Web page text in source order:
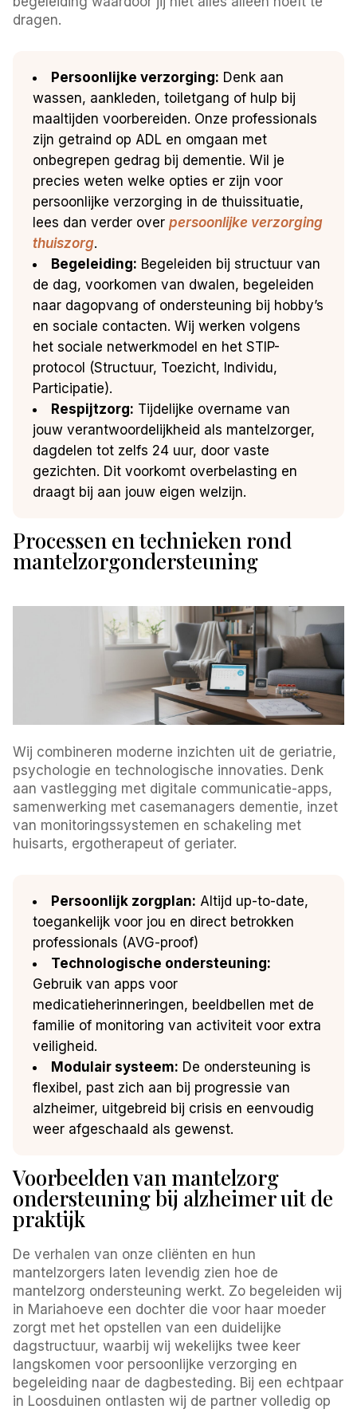
dragen.
Persoonlijke verzorging: Denk aan
wassen, aankleden, toiletgang of hulp bij
maaltijden voorbereiden. Onze professionals
zijn getraind op ADL en omgaan met
onbegrepen gedrag bij dementie. Wil je
precies weten welke opties er zijn voor
persoonlijke verzorging in de thuissituatie,
lees dan verder overpersoonlijke verzorging
thuiszorg.
Begeleiding: Begeleiden bij structuur van
de dag, voorkomen van dwalen, begeleiden
naar dagopvang of ondersteuning bij hobby’s
en sociale contacten. Wij werken volgens
het sociale netwerkmodel en het STIP-
protocol (Structuur, Toezicht, Individu,
Participatie).
Respijtzorg: Tijdelijke overname van
jouw verantwoordelijkheid als mantelzorger,
dagdelen tot zelfs 24 uur, door vaste
gezichten. Dit voorkomt overbelasting en
draagt bij aan jouw eigen welzijn.
Processen en technieken rond
mantelzorgondersteuning
Wij combineren moderne inzichten uit de geriatrie,
psychologie en technologische innovaties. Denk
aan vastlegging met digitale communicatie-apps,
samenwerking met casemanagers dementie, inzet
van monitoringssystemen en schakeling met
huisarts, ergotherapeut of geriater.
Persoonlijk zorgplan: Altijd up-to-date,
toegankelijk voor jou en direct betrokken
professionals (AVG-proof)
Technologische ondersteuning:
Gebruik van apps voor
medicatieherinneringen, beeldbellen met de
familie of monitoring van activiteit voor extra
veiligheid.
Modulair systeem: De ondersteuning is
flexibel, past zich aan bij progressie van
alzheimer, uitgebreid bij crisis en eenvoudig
weer afgeschaald als gewenst.
Voorbeelden van mantelzorg
ondersteuning bij alzheimer uit de
praktijk
De verhalen van onze cliënten en hun
mantelzorgers laten levendig zien hoe de
mantelzorg ondersteuning werkt. Zo begeleiden wij
in Mariahoeve een dochter die voor haar moeder
zorgt met het opstellen van een duidelijke
dagstructuur, waarbij wij wekelijks twee keer
langskomen voor persoonlijke verzorging en
begeleiding naar de dagbesteding. Bij een echtpaar
in Loosduinen ontlasten wij de partner volledig op